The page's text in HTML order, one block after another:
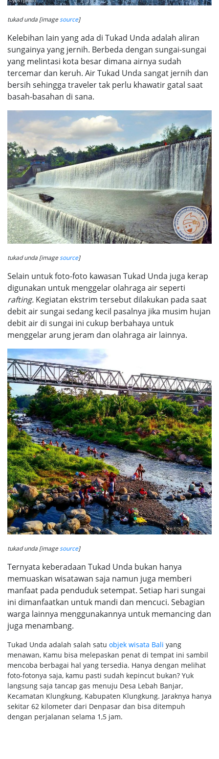
tukad unda [imagesource]
Kelebihan lain yang ada di Tukad Unda adalah aliran
sungainya yang jernih. Berbeda dengan sungai-sungai
yang melintasi kota besar dimana airnya sudah
tercemar dan keruh. Air Tukad Unda sangat jernih dan
bersih sehingga traveler tak perlu khawatir gatal saat
basah-basahan di sana.
tukad unda [imagesource]
Selain untuk foto-foto kawasan Tukad Unda juga kerap
digunakan untuk menggelar olahraga air seperti
rafting. Kegiatan ekstrim tersebut dilakukan pada saat
debit air sungai sedang kecil pasalnya jika musim hujan
debit air di sungai ini cukup berbahaya untuk
menggelar arung jeram dan olahraga air lainnya.
tukad unda [imagesource]
Ternyata keberadaan Tukad Unda bukan hanya
memuaskan wisatawan saja namun juga memberi
manfaat pada penduduk setempat. Setiap hari sungai
ini dimanfaatkan untuk mandi dan mencuci. Sebagian
warga lainnya menggunakannya untuk memancing dan
juga menambang.
Tukad Unda adalah salah satu objek wisata Bali yang
menawan, Kamu bisa melepaskan penat di tempat ini sambil
mencoba berbagai hal yang tersedia. Hanya dengan melihat
foto-fotonya saja, kamu pasti sudah kepincut bukan? Yuk
langsung saja tancap gas menuju Desa Lebah Banjar,
Kecamatan Klungkung, Kabupaten Klungkung. Jaraknya hanya
sekitar 62 kilometer dari Denpasar dan bisa ditempuh
dengan perjalanan selama 1,5 jam.